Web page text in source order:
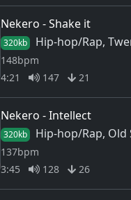
Nekero - Shake it
320kb Hip-hop/Rap,
148bpm
4:21
147 21
Nekero - Intellect
320kb Hip-hop/Rap, Old
137bpm
3:45
128 26